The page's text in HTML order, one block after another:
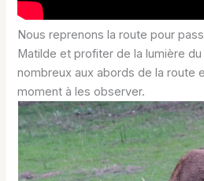
Nous reprenons la route pour
Matilde et profiter de la lumière
nombreux aux abords de la route
moment à les observer.